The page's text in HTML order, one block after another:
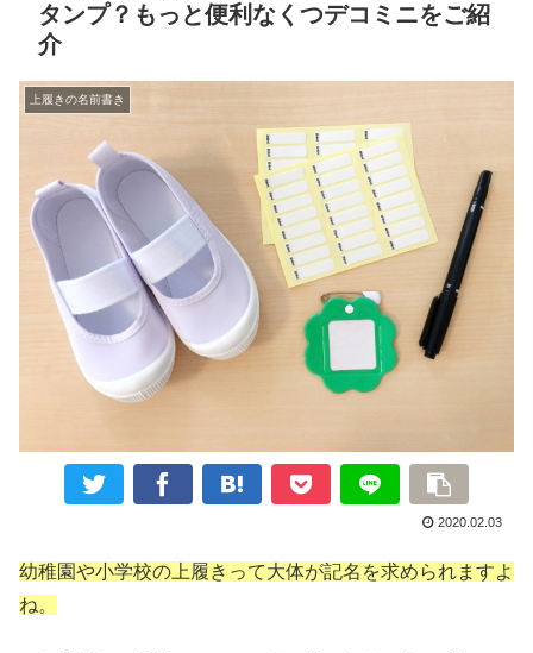
タンプ？もっと便利なくつデコミニをご紹
介
上履きの名前書き
2020.02.03
幼稚園や小学校の上履きって大体が記名を求められますよ
ね。